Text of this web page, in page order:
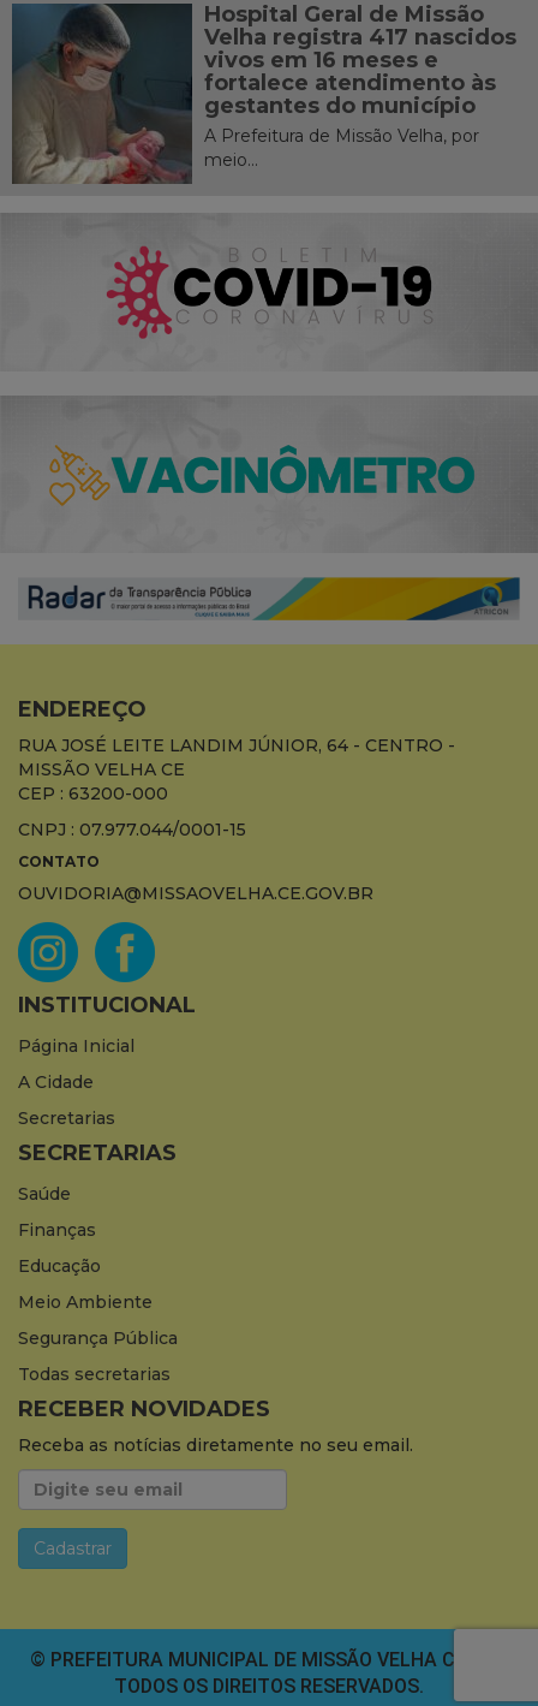
Hospital Geral de Missão
Velha registra 417 nascidos
vivos em 16 meses e
fortalece atendimento às
gestantes do município
A Prefeitura de Missão Velha, por
meio...
ENDEREÇO
RUA JOSÉ LEITE LANDIM JÚNIOR, 64 - CENTRO -
MISSÃO VELHA CE
CEP : 63200-000
CNPJ : 07.977.044/0001-15
CONTATO
OUVIDORIA@MISSAOVELHA.CE.GOV.BR
INSTITUCIONAL
Página Inicial
A Cidade
Secretarias
SECRETARIAS
Saúde
Finanças
Educação
Meio Ambiente
Segurança Pública
Todas secretarias
RECEBER NOVIDADES
Receba as notícias diretamente no seu email.
© PREFEITURA MUNICIPAL DE MISSÃO VELHA CEARÁ.
TODOS OS DIREITOS RESERVADOS.